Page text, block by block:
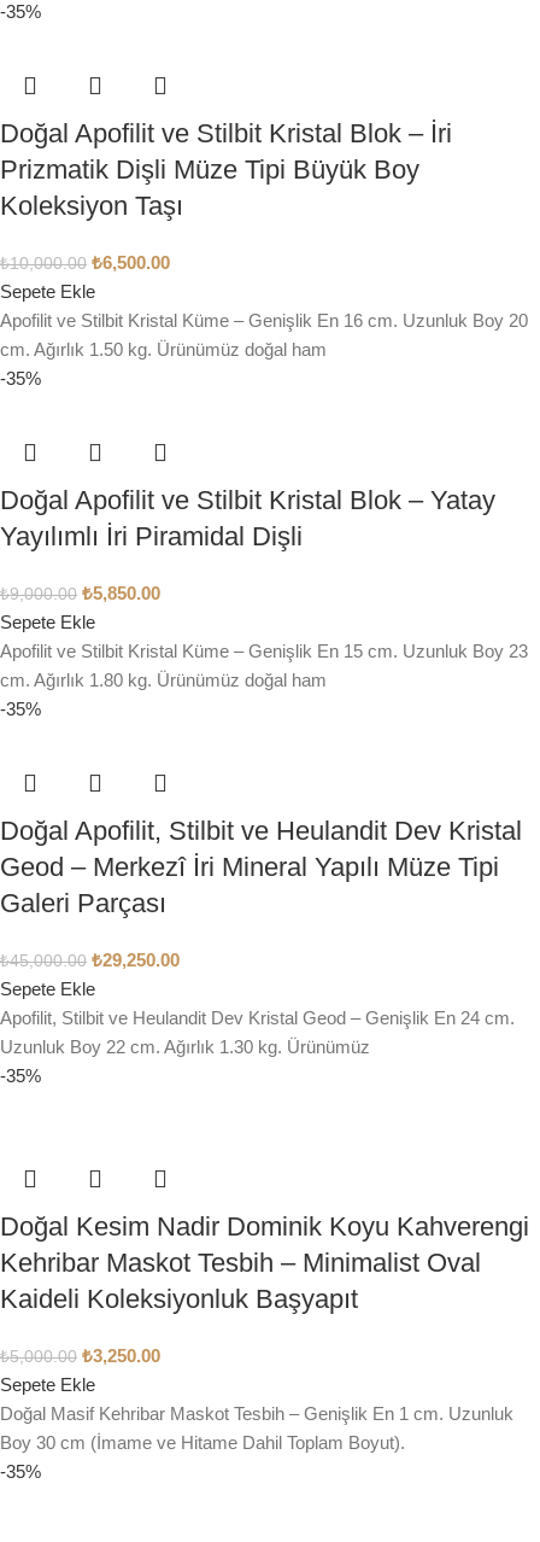
-35%
Doğal Apofilit ve Stilbit Kristal Blok – İri
Prizmatik Dişli Müze Tipi Büyük Boy
Koleksiyon Taşı
₺10,000.00 ₺6,500.00
Sepete Ekle
Apofilit ve Stilbit Kristal Küme – Genişlik En 16 cm. Uzunluk Boy 20
cm. Ağırlık 1.50 kg. Ürünümüz doğal ham
-35%
Doğal Apofilit ve Stilbit Kristal Blok – Yatay
Yayılımlı İri Piramidal Dişli
₺9,000.00 ₺5,850.00
Sepete Ekle
Apofilit ve Stilbit Kristal Küme – Genişlik En 15 cm. Uzunluk Boy 23
cm. Ağırlık 1.80 kg. Ürünümüz doğal ham
-35%
Doğal Apofilit, Stilbit ve Heulandit Dev Kristal
Geod – Merkezî İri Mineral Yapılı Müze Tipi
Galeri Parçası
₺45,000.00 ₺29,250.00
Sepete Ekle
Apofilit, Stilbit ve Heulandit Dev Kristal Geod – Genişlik En 24 cm.
Uzunluk Boy 22 cm. Ağırlık 1.30 kg. Ürünümüz
-35%
Doğal Kesim Nadir Dominik Koyu Kahverengi
Kehribar Maskot Tesbih – Minimalist Oval
Kaideli Koleksiyonluk Başyapıt
₺5,000.00 ₺3,250.00
Sepete Ekle
Doğal Masif Kehribar Maskot Tesbih – Genişlik En 1 cm. Uzunluk
Boy 30 cm (İmame ve Hitame Dahil Toplam Boyut).
-35%